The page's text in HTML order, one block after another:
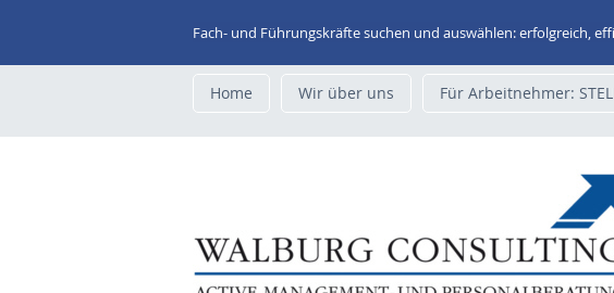
Fach- und Führungskräfte suchen und auswählen: erfolgreich,
Home Wir über uns Für Arbeitnehmer: